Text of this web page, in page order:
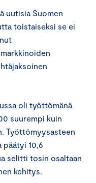
uutisia Suomen
toistaiseksi se ei
oli työttömänä
suurempi kuin
Työttömyysasteen
10,6
selitti tosin osaltaan
kehitys.